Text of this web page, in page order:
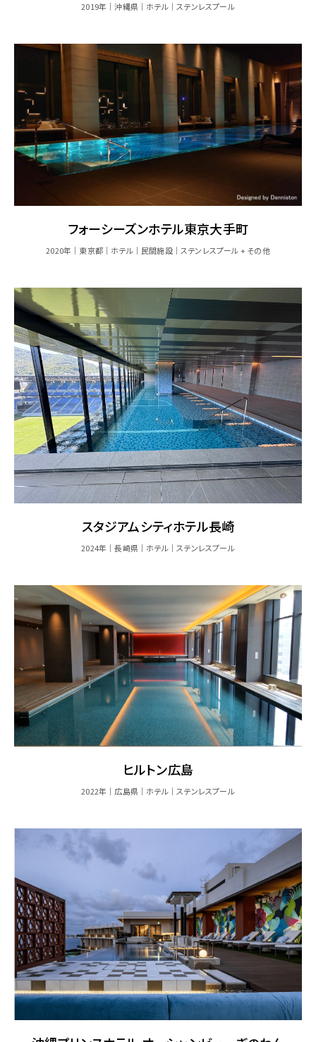
2019年 沖縄県 ホテル ステンレスプール
フォーシーズンホテル東京大手町
2020年 東京都 ホテル 民間施設 ステンレスプール + その他
スタジアムシティホテル長崎
2024年 長崎県 ホテル ステンレスプール
ヒルトン広島
2022年 広島県 ホテル ステンレスプール